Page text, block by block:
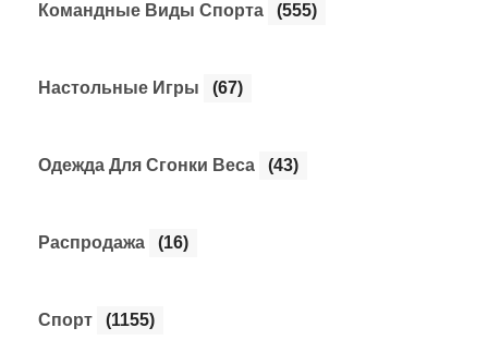
Командные Виды Спорта (555)
Настольные Игры (67)
Одежда Для Сгонки Веса (43)
Распродажа (16)
Спорт (1155)